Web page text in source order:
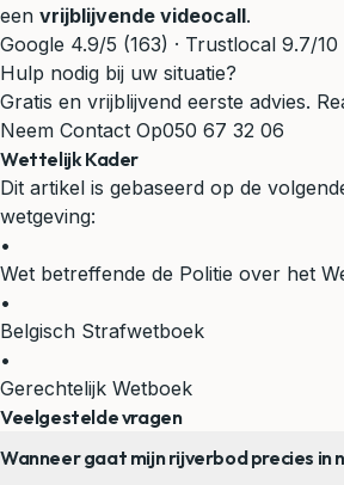
een vrijblijvende videocall.
Google 4.9/5 (163) · Trustlocal 9.7/10
Hulp nodig bij uw situatie?
Gratis en vrijblijvend eerste advies.
Neem Contact Op050 67 32 06
Wettelijk Kader
Dit artikel is gebaseerd op de
wetgeving:
•
Wet betreffende de Politie over het
•
Belgisch Strafwetboek
•
Gerechtelijk Wetboek
Veelgestelde vragen
Wanneer gaat mijn rijverbod precies in